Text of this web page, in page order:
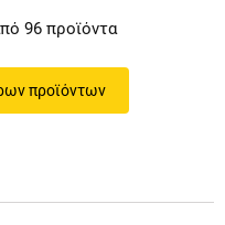
96 προϊόντα
προϊόντων